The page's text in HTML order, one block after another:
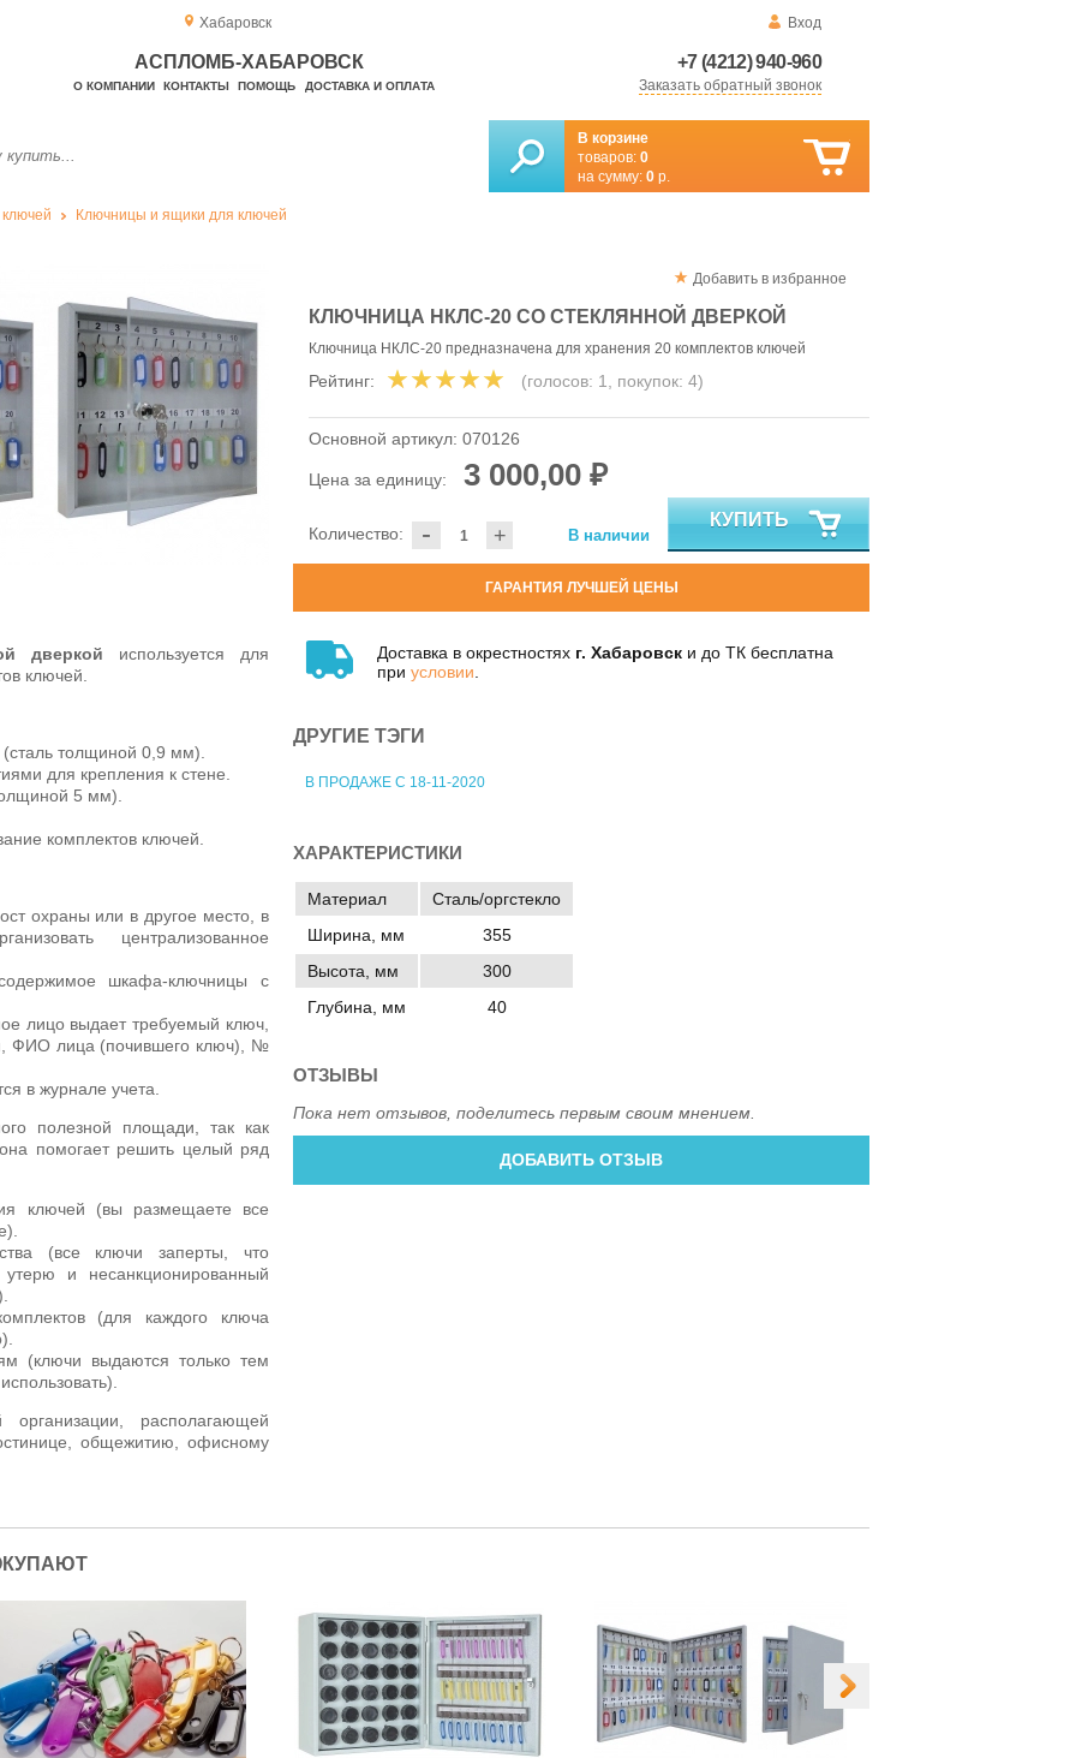
Хабаровск Вход
+7 (4212) 940-960
Заказать обратный звонок
АСПЛОМБ-ХАБАРОВСК
О КОМПАНИИ КОНТАКТЫ ПОМОЩЬ ДОСТАВКА И ОПЛАТА
В корзине
товаров: 0
на сумму: 0 р.
Ключницы и ящики для ключей
Добавить в избранное
КЛЮЧНИЦА НКЛС-20 СО СТЕКЛЯННОЙ ДВЕРКОЙ
Ключница НКЛС-20 предназначена для хранения 20 комплектов ключей
Рейтинг: (голосов: 1, покупок: 4)
Основной артикул: 070126
Цена за единицу: 3 000,00 ₽
- +
Количество: В наличии
КУПИТЬ
ГАРАНТИЯ ЛУЧШЕЙ ЦЕНЫ
Доставка в окрестностях г. Хабаровск и до ТК бесплатна
при условии
ДРУГИЕ ТЭГИ
В ПРОДАЖЕ С 18-11-2020
дверкой используется для
ключей.
толщиной 0,9 мм).
для крепления к стене.
5 мм).
комплектов ключей.
охраны или в другое место, в
централизованное
шкафа-ключницы с
лицо выдает требуемый ключ,
ФИО лица (почившего ключ), №
в журнале учета.
полезной площади, так как
помогает решить целый ряд
ключей (вы размещаете все
(все ключи заперты, что
и несанкционированный
(для каждого ключа
(ключи выдаются только тем
располагающей
общежитию, офисному
ХАРАКТЕРИСТИКИ
Материал
Сталь/оргстекло
Ширина, мм
355
Высота, мм
300
Глубина, мм
40
ОТЗЫВЫ
Пока нет отзывов, поделитесь первым своим мнением.
ДОБАВИТЬ ОТЗЫВ